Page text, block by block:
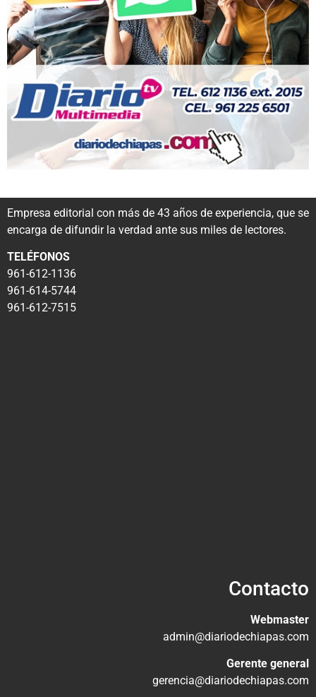
Empresa editorial con más de 43 años de experiencia, que se
encarga de difundir la verdad ante sus miles de lectores.
TELÉFONOS
961-612-1136
961-614-5744
961-612-7515
Contacto
Webmaster
admin@diariodechiapas.com
Gerente general
gerencia@diariodechiapas.com